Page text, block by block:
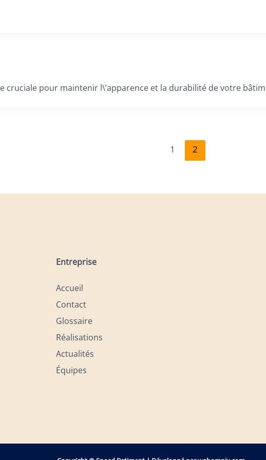
cruciale pour maintenir l\’apparence et la durabilité de votre
1 2
Entreprise
Accueil
Contact
Glossaire
Réalisations
Actualités
Équipes